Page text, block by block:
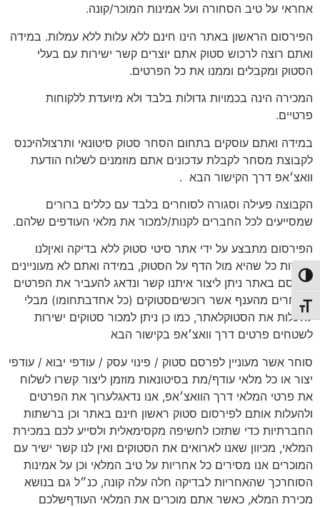
הפעל/כבה ניגודיות גבוהה
מתג גודל גופן
אחראי על טיב הסחורה ועל אמינות המוכר/קונה.
הפירסום הראשון באתר הינו חינם ללא עלות ללא עמלות. במידה
ואתם רוצה לרכוש סטוק אתם יוצרים קשר ישירות עם בעלי
הסטוק ומקבלים וממנו את כל הפרטים.
המכירה הינה בכמויות גדולות בלבד ולא מיועדת ללקוחות
פרטיים.
במידה ואתם עוסקים בתחום הסחר סטוק סיטונאי ותרצולהיכנס
לקבוצת מסחר לקבלת עדכונים אתם מוזמנים לשלוח הודעת
וואצ׳אפ דרך הקישור הבא .
הקבוצה פעילה וסגורה לסוחרים בלבד עם כללים ברורים
שמסייעים לכל החברים לקנות/למכור את מלאי העודפים שלהם.
הפירסום מתבצע על ידי אתר סיטי סטוק ללא בדיקה ואיןלנו
הכירות כל שהיא מול הדף על הסטוק, במידה ואתם לא מעוניינים
לפרסם באתר ניתן ליצור איתנו קשר ונדאג להעביר את הפרטים
לסוחרים מהענף אשר רוכשיםסטוקים (כל אחדבתחומו) מבלי
להעלות את הסטוקלאתר, כמו כן ניתן למכור סטוקים ישירות
לשטחים פרטים דרך וואצ׳אפ בקישור הבא
סוחר אשר מעוניין לפרסם סטוק / פינוי עסק / עודפי יבוא / עודפי
יצור או כל מלאי עודף/מת בסיטונאות מוזמן ליצור קשרו לשלוח
את פרטי המלאי דרך הוואצ׳אפ, אנו נדאגלערוך את הפרטים
ולהעלות אותם לפירסום סטוק ראשון חינם באתר וכן ברשתות
החברתיות כדי שתזכו לחשיפה מקסימאלית ולסייע לכם במכירת
המלאי, מכיוון שאנו לארואים את הסטוקים ואין לנו קשר ישיר עם
המוכרים אנו מסירים כל אחריות על טיב המלאי וכן על אמינות
הסוחרכך שהאחריות לבדיקה חלה עלה קונה, כנ״ל גם בנושא
מכירת המלא, כאשר אתם מוכרים את המלאי העודףשלכם